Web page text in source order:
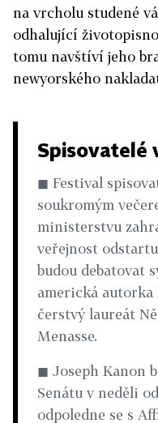
na vrcholu studené
odhalující
tomu navštíví jeho
newyorského
Spisovatelé
◼ Festival
soukromým
ministerstvu
veřejnost
budou debatovat
americká
čerstvý laureát
Menasse.
◼ Joseph Kanon
Senátu v neděli
odpoledne se s